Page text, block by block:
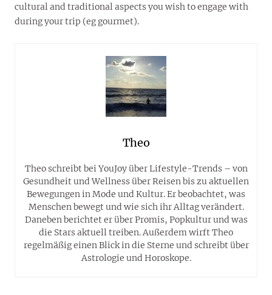
cultural and traditional aspects you wish to engage with
during your trip (eg gourmet).
Theo
Theo schreibt bei YouJoy über Lifestyle-Trends – von
Gesundheit und Wellness über Reisen bis zu aktuellen
Bewegungen in Mode und Kultur. Er beobachtet, was
Menschen bewegt und wie sich ihr Alltag verändert.
Daneben berichtet er über Promis, Popkultur und was
die Stars aktuell treiben. Außerdem wirft Theo
regelmäßig einen Blick in die Sterne und schreibt über
Astrologie und Horoskope.